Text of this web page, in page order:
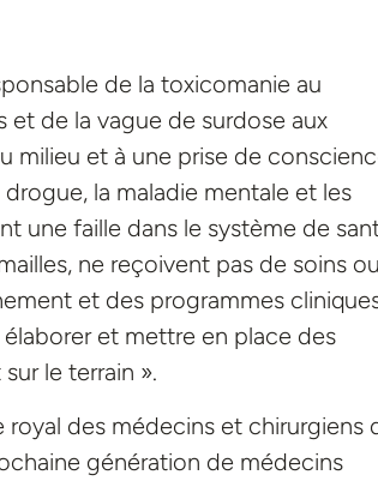
de la toxicomanie au
de la vague de surdose aux
milieu et à une prise de
la maladie mentale et les
une faille dans le système de
ne reçoivent pas de soins
et des programmes
et mettre en place des
le terrain ».
des médecins et chirurgiens
génération de médecins